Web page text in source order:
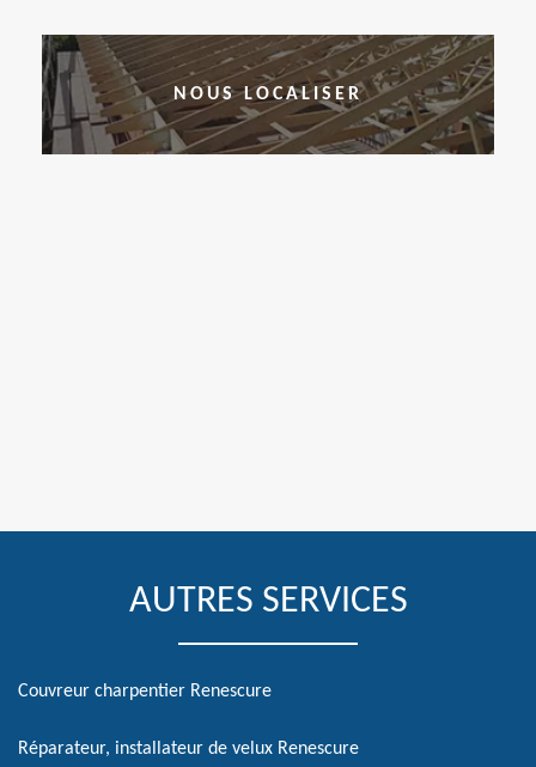
NOUS LOCALISER
AUTRES SERVICES
Couvreur charpentier Renescure
Réparateur, installateur de velux Renescure